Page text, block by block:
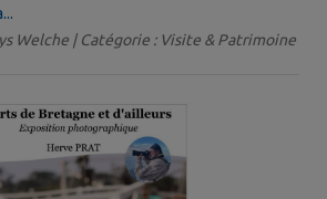
Welche | Catégorie : Visite & Patrimoine